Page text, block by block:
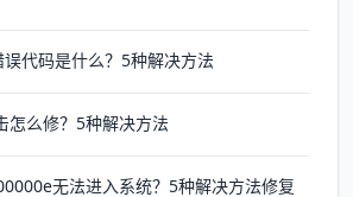
代码是什么？5种解决方法
怎么修？5种解决方法
无法进入系统？5种解决方法修复